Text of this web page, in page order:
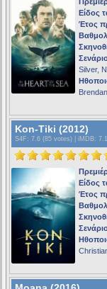
Είδος
Έτος
Silver,
Kon-Tiki (2012)
S4F : 7.6 (85 votes) | iMDB: 7.1
Είδος
Έτος